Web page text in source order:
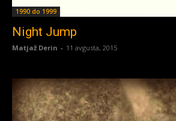
1990 do 1999
Night Jump
Matjaž Derin - 11 avgusta, 2015